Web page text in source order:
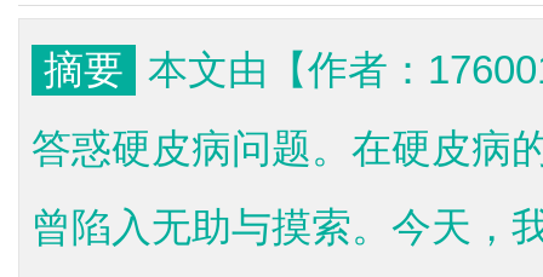
摘要 本文由【作者：
答惑硬皮病问题。在硬皮病
曾陷入无助与摸索。今天，